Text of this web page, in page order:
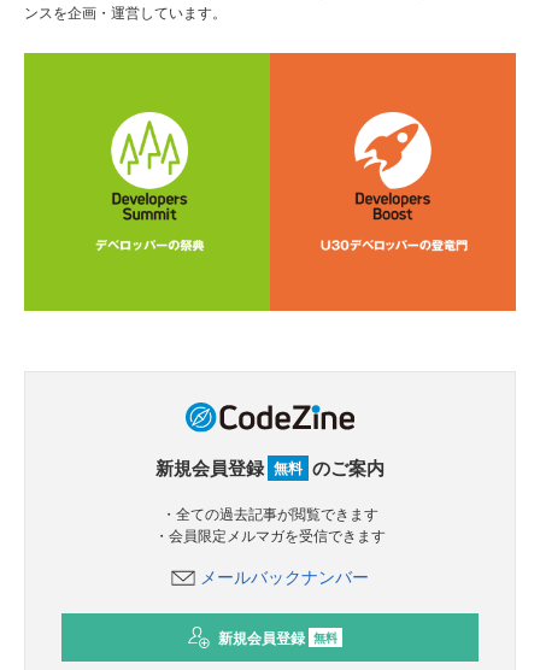
ンスを企画・運営しています。
新規会員登録 無料 のご案内
・全ての過去記事が閲覧できます
・会員限定メルマガを受信できます
メールバックナンバー
新規会員登録 無料